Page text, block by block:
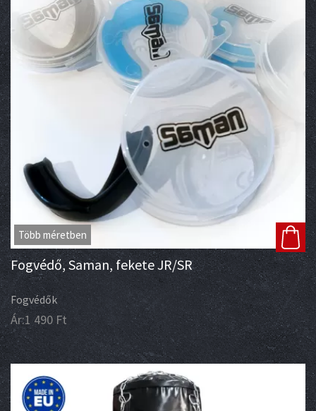
Több méretben
Fogvédő, Saman, fekete JR/SR
Fogvédők
Ár:1 490 Ft